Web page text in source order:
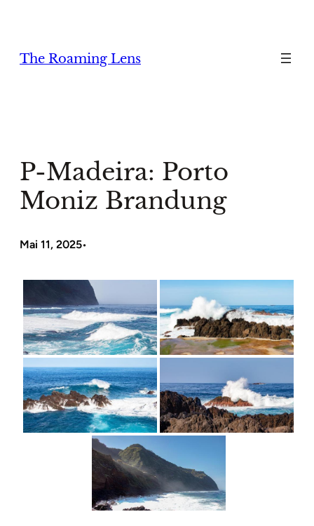
The Roaming Lens
P-Madeira: Porto
Moniz Brandung
Mai 11, 2025•